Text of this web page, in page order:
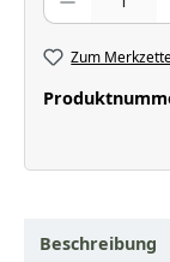
Zum
Beschreibung